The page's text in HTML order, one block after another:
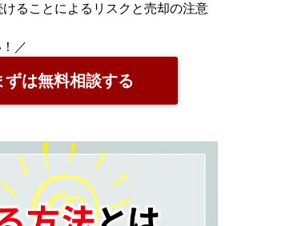
ることによるリスクと売却の注意
／
ずは無料相談する